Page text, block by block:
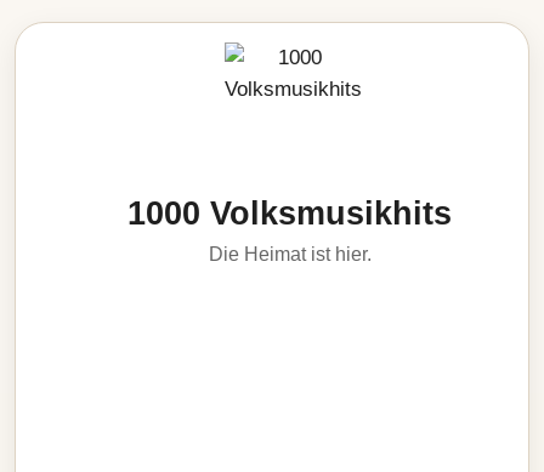
1000 Volksmusikhits
Die Heimat ist hier.